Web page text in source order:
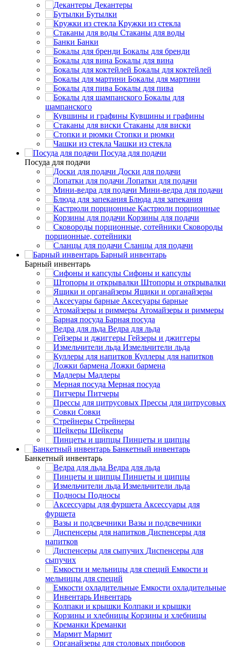
Декантеры
Бутылки
Кружки из стекла
Стаканы для воды
Банки
Бокалы для бренди
Бокалы для вина
Бокалы для коктейлей
Бокалы для мартини
Бокалы для пива
Бокалы для
шампанского
Кувшины и графины
Стаканы для виски
Стопки и рюмки
Чашки из стекла
Посуда для подачи
Посуда для подачи
Доски для подачи
Лопатки для подачи
Мини-ведра для подачи
Блюда для запекания
Кастрюли порционные
Корзины для подачи
Сковороды
порционные, сотейники
Сланцы для подачи
Барный инвентарь
Барный инвентарь
Сифоны и капсулы
Штопоры и открывалки
Ящики и органайзеры
Аксесуары барные
Атомайзеры и риммеры
Барная посуда
Ведра для льда
Гейзеры и джиггеры
Измельчители льда
Куллеры для напитков
Ложки бармена
Мадлеры
Мерная посуда
Питчеры
Прессы для цитрусовых
Совки
Стрейнеры
Шейкеры
Пинцеты и щипцы
Банкетный инвентарь
Банкетный инвентарь
Ведра для льда
Пинцеты и щипцы
Измельчители льда
Подносы
Аксессуары для
фуршета
Вазы и подсвечники
Диспенсеры для
напитков
Диспенсеры для
сыпучих
Емкости и
мельницы для специй
Емкости охладительные
Инвентарь
Колпаки и крышки
Корзины и хлебницы
Креманки
Мармит